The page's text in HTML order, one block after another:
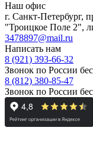
Наш офис
г. Санкт-Петербург,
"Троицкое Поле 2",
3478897@mail.ru
Написать нам
8 (921) 393-66-32
Звонок по России
8 (812) 380-85-47
Звонок по России